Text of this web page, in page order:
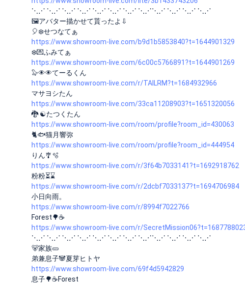
⋱⋰ ⋱⋰ ⋱⋰ ⋱⋰ ⋱⋰ ⋱⋰ ⋱⋰ ⋱⋰⋱⋰ ⋱⋰ ⋱⋰ ⋱⋰
🖼アバター描かせて貰ったよ⇩
🎈❄️せつなてぁ
https://www.showroom-live.com/b9d1b5853840?t=1644901329
❄️💌ふみてぁ
https://www.showroom-live.com/6c00c5766891?t=1644901269
🦭👁👁てーるくん
https://www.showroom-live.com/r/TAILRM?t=1684932966
マサヨシたん
https://www.showroom-live.com/33ca11208903?t=1651320056
🐉 ☯️たつくたん
https://www.showroom-live.com/room/profile?room_id=430063
🐈🐟猫月響弥
https://www.showroom-live.com/room/profile?room_id=444954
りん🎐🫧
https://www.showroom-live.com/r/3f64b7033141?t=1692918762
粉粉⏳⌛️
https://www.showroom-live.com/r/2dcbf7033137?t=1694706984
小日向雨。
https://www.showroom-live.com/r/8994f7022766
Forest🌳☕️
https://www.showroom-live.com/r/
⋱⋰ ⋱⋰ ⋱⋰ ⋱⋰ ⋱⋰ ⋱⋰ ⋱⋰ ⋱⋰⋱⋰ ⋱⋰ ⋱⋰ ⋱⋰
🐻家族🥒
弟兼息子🐼夏芽ヒトヤ
https://www.showroom-live.com/69f4d5942829
息子🌳☕️Forest